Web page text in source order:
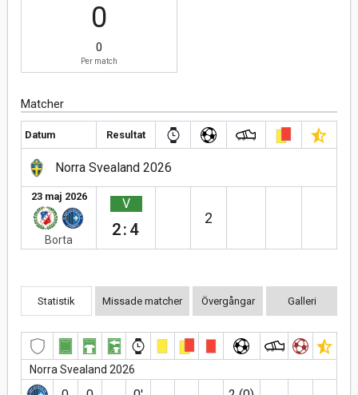
0
0
Per match
Matcher
Datum Resultat
Norra Svealand 2026
23 maj 2026
Borta
V
2:4
2
Statistik Missade matcher Övergångar Galleri
Norra Svealand 2026